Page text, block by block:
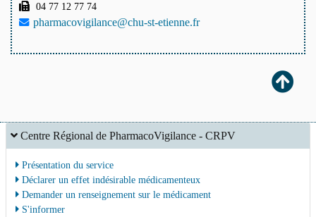
Centre Régional de PharmacoVigilance - CRPV
Présentation du service
Déclarer un effet indésirable médicamenteux
Demander un renseignement sur le médicament
S'informer
04 77 12 77 74
pharmacovigilance@chu-st-etienne.fr